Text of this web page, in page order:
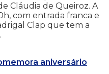
Cláudia de Queiroz. A
com entrada franca e
Clap que tem a
aniversário